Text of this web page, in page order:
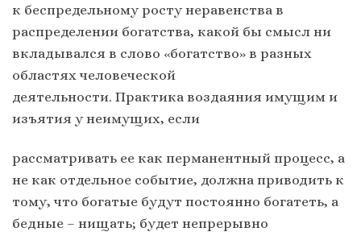
к беспредельному росту неравенства в
распределении богатства, какой бы смысл ни
вкладывался в слово «богатство» в разных
областях человеческой
деятельности. Практика воздаяния имущим и
изъятия у неимущих, если
рассматривать ее как перманентный процесс, а
не как отдельное событие, должна приводить к
тому, что богатые будут постоянно богатеть, а
бедные – нищать; будет непрерывно